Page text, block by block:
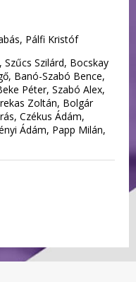
Pálfi Kristóf
Szűcs Szilárd, Bocskay
Banó-Szabó Bence,
Péter, Szabó Alex,
Zoltán, Bolgár
Czékus Ádám,
Ádám, Papp Milán,